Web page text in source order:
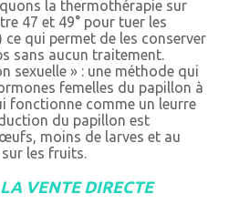
la thermothérapie sur
47 et 49° pour tuer les
qui permet de les conserver
sans aucun traitement.
sexuelle » : une méthode qui
femelles du papillon à
fonctionne comme un leurre
du papillon est
moins de larves et au
les fruits.
VENTE DIRECTE